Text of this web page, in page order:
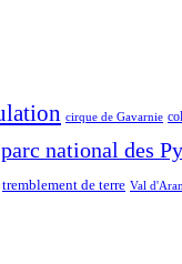
cirque de Gavarnie
parc national des
tremblement de terre Val d'Aran